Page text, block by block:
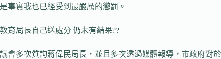
是事實我也已經受到最嚴厲的懲罰。
教育局長自己送處分 仍未有結果??
議會多次質詢蔣偉民局長，並且多次透過媒體報導，市政府對於